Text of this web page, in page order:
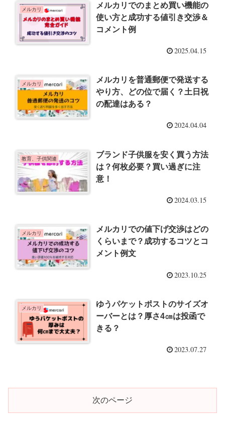
メルカリ
メルカリでのまとめ買い機能の
使い方と成功する値引き交渉＆
コメント例
2025.04.15
メルカリ
メルカリを普通郵便で発送する
やり方、どの位で届く？土日祝
の配達はある？
2024.04.04
教育、子供関連
ブランド子供服を安く買う方法
は？何枚必要？買い過ぎに注
意！
2024.03.15
メルカリ
メルカリでの値下げ交渉はどの
くらいまで？成功するコツとコ
メント例文
2023.10.25
メルカリ
ゆうパケットポストのサイズオ
ーバーとは？厚さ4㎝は投函で
きる？
2023.07.27
次のページ